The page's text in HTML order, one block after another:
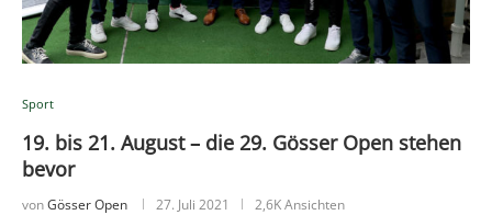
Sport
19. bis 21. August – die 29. Gösser Open stehen
bevor
vonGösser Open 27. Juli 2021 2,6K Ansichten